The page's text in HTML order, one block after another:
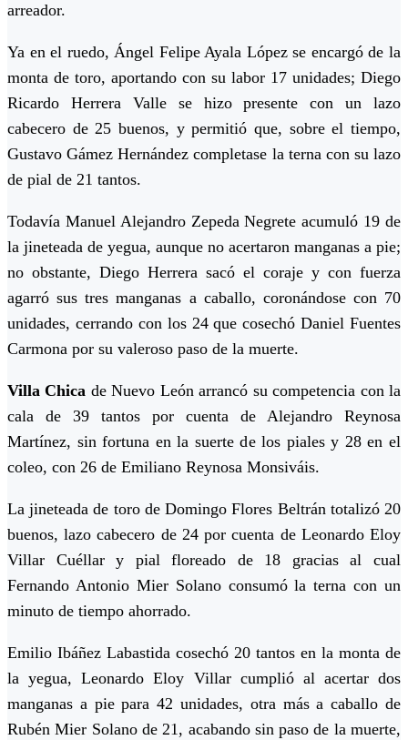
arreador.
Ya en el ruedo, Ángel Felipe Ayala López se encargó de la
monta de toro, aportando con su labor 17 unidades; Diego
Ricardo Herrera Valle se hizo presente con un lazo
cabecero de 25 buenos, y permitió que, sobre el tiempo,
Gustavo Gámez Hernández completase la terna con su lazo
de pial de 21 tantos.
Todavía Manuel Alejandro Zepeda Negrete acumuló 19 de
la jineteada de yegua, aunque no acertaron manganas a pie;
no obstante, Diego Herrera sacó el coraje y con fuerza
agarró sus tres manganas a caballo, coronándose con 70
unidades, cerrando con los 24 que cosechó Daniel Fuentes
Carmona por su valeroso paso de la muerte.
Villa Chica de Nuevo León arrancó su competencia con la
cala de 39 tantos por cuenta de Alejandro Reynosa
Martínez, sin fortuna en la suerte de los piales y 28 en el
coleo, con 26 de Emiliano Reynosa Monsiváis.
La jineteada de toro de Domingo Flores Beltrán totalizó 20
buenos, lazo cabecero de 24 por cuenta de Leonardo Eloy
Villar Cuéllar y pial floreado de 18 gracias al cual
Fernando Antonio Mier Solano consumó la terna con un
minuto de tiempo ahorrado.
Emilio Ibáñez Labastida cosechó 20 tantos en la monta de
la yegua, Leonardo Eloy Villar cumplió al acertar dos
manganas a pie para 42 unidades, otra más a caballo de
Rubén Mier Solano de 21, acabando sin paso de la muerte,